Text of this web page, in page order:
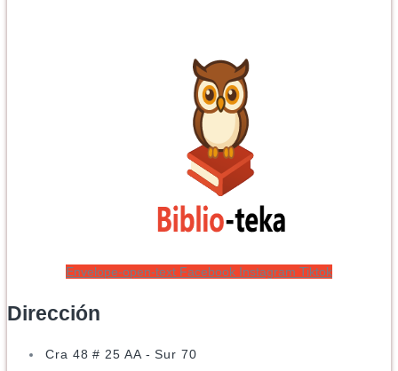
Envelope-open-text Facebook Instagram Tiktok
Dirección
Cra 48 # 25 AA - Sur 70